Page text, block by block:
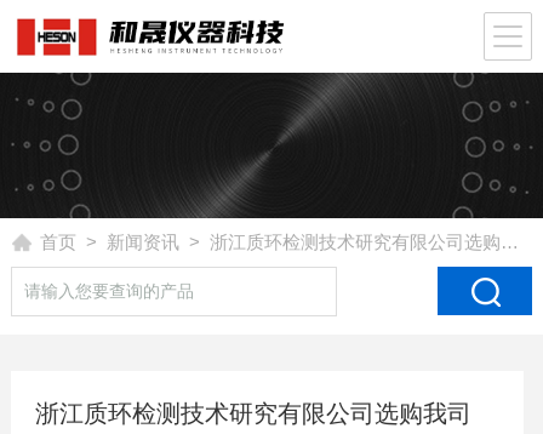
首页 > 新闻资讯> 浙江质环检测技术研究有限公司选购我司HS-TGA-101热重分析仪
浙江质环检测技术研究有限公司选购我司